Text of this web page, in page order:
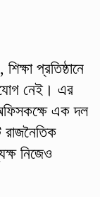
প্রতিষ্ঠানে
নেই। এর
অফিসকক্ষে এক দল
নিজেও